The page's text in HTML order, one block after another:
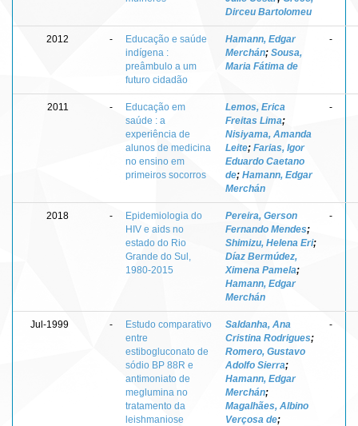
Dirceu Bartolomeu
2012 -
Educação e saúde
indígena :
preâmbulo a um
futuro cidadão
Hamann, Edgar
Merchán; Sousa,
Maria Fátima de
-
2011 -
Educação em
saúde : a
experiência de
alunos de medicina
no ensino em
primeiros socorros
Lemos, Erica
Freitas Lima;
Nisiyama, Amanda
Leite; Farias, Igor
Eduardo Caetano
de; Hamann, Edgar
Merchán
-
2018 -
Epidemiologia do
HIV e aids no
estado do Rio
Grande do Sul,
1980-2015
Pereira, Gerson
Fernando Mendes;
Shimizu, Helena Eri;
Díaz Bermúdez,
Ximena Pamela;
Hamann, Edgar
Merchán
-
Jul-1999 -
Estudo comparativo
entre
estibogluconato de
sódio BP 88R e
antimoniato de
meglumina no
tratamento da
leishmaniose
Saldanha, Ana
Cristina Rodrigues;
Romero, Gustavo
Adolfo Sierra;
Hamann, Edgar
Merchán;
Magalhães, Albino
Verçosa de;
-